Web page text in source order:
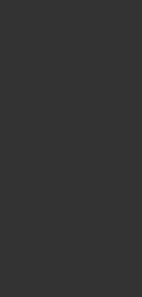
Metafora és képiség a tüdő
orvosi szaknyelvek kutatása és
válsághelyzetek miatt,
eredményeket bemutató
szponzorálta.
tudasmegosztas-